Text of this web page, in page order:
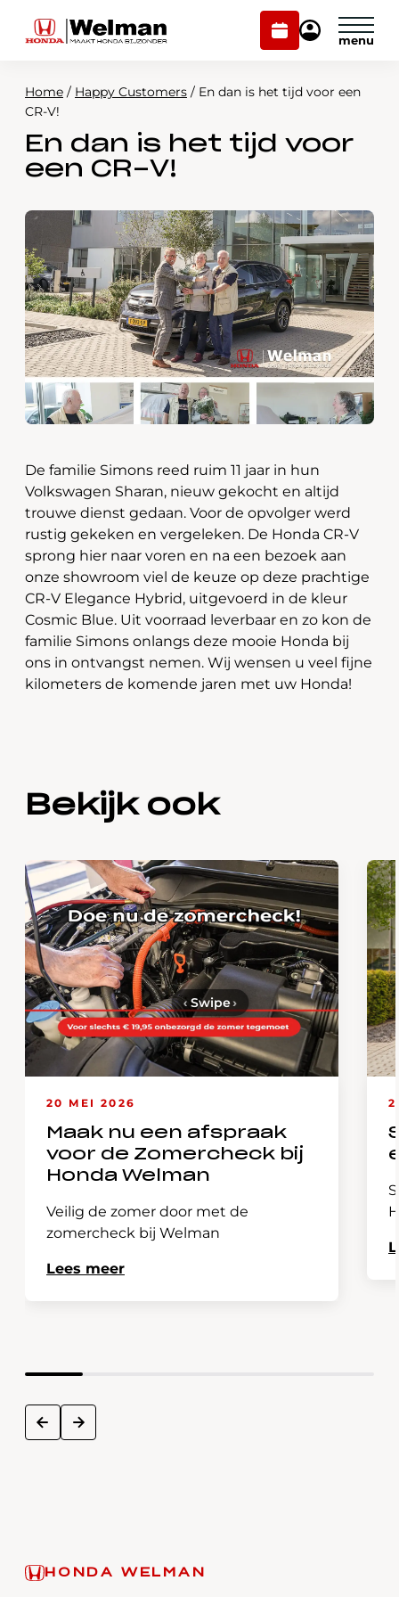
Plan
onderhoud
Mijn
Modellen
Voorraad
Over ons
Webshop
Contact
Plan onderhoud
Home / Happy Customers / En dan is het tijd voor een
CR-V!
En dan is het tijd voor
een CR-V!
De familie Simons reed ruim 11 jaar in hun
Volkswagen Sharan, nieuw gekocht en altijd
trouwe dienst gedaan. Voor de opvolger werd
rustig gekeken en vergeleken. De Honda CR-V
sprong hier naar voren en na een bezoek aan
onze showroom viel de keuze op deze prachtige
CR-V Elegance Hybrid, uitgevoerd in de kleur
Cosmic Blue. Uit voorraad leverbaar en zo kon de
familie Simons onlangs deze mooie Honda bij
ons in ontvangst nemen. Wij wensen u veel fijne
kilometers de komende jaren met uw Honda!
Bekijk ook
20 MEI 2026
Maak nu een afspraak
voor de Zomercheck bij
Honda Welman
Veilig de zomer door met de
zomercheck bij Welman
Lees meer
prev next
‹ Swipe›
HONDA WELMAN